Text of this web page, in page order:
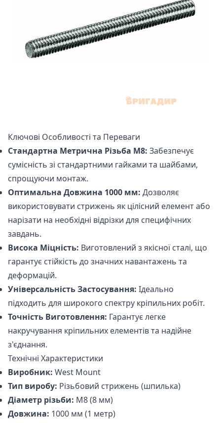
Ключові Особливості та Переваги
Стандартна Метрична Різьба М8: Забезпечує
сумісність зі стандартними гайками та шайбами,
спрощуючи монтаж.
Оптимальна Довжина 1000 мм: Дозволяє
використовувати стрижень як цілісний елемент або
нарізати на необхідні відрізки для специфічних
завдань.
Висока Міцність: Виготовлений з якісної сталі, що
гарантує стійкість до значних навантажень та
деформацій.
Універсальність Застосування: Ідеально
підходить для широкого спектру кріпильних робіт.
Точність Виготовлення: Гарантує легке
накручування кріпильних елементів та надійне
з'єднання.
Технічні Характеристики
Виробник: West Mount
Тип виробу: Різьбовий стрижень (шпилька)
Діаметр різьби: М8 (8 мм)
Довжина: 1000 мм (1 метр)